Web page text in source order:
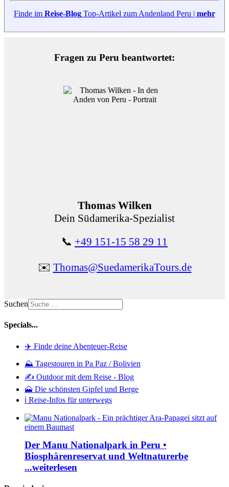
Finde im Reise-Blog Top-Artikel zum Andenland Peru | mehr
Fragen zu Peru beantwortet:
Thomas Wilken
Dein Südamerika-Spezialist
📞 +49 151-15 58 29 11
✉️ Thomas@SuedamerikaTours.de
Suchen
Specials...
✈️ Finde deine Abenteuer-Reise
⛰️ Tagestouren in Pa Paz / Bolivien
✍️ Outdoor mit dem Reise - Blog
🗻 Die schönsten Gipfel und Berge
ℹ️ Reise-Infos für unterwegs
Der Manu Nationalpark in Peru •
Biosphärenreservat und Weltnaturerbe
...weiterlesen